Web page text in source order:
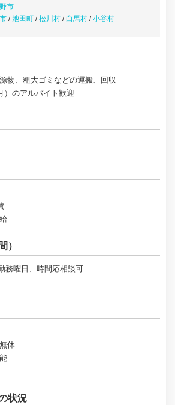
市
/池田町 /松川村 /白馬村 /小谷村
物、粗大ゴミなどの運搬、回収
のアルバイト歓迎
）
曜日、時間応相談可
休
状況